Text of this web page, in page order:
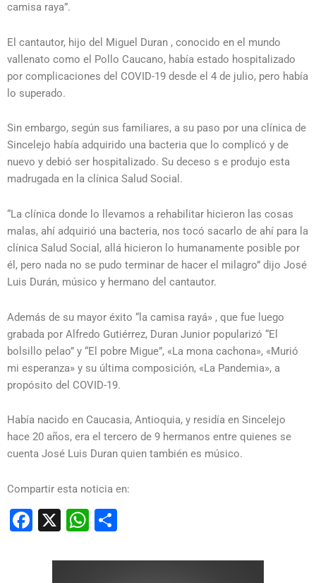
camisa raya”.
El cantautor, hijo del Miguel Duran , conocido en el mundo
vallenato como el Pollo Caucano, había estado hospitalizado
por complicaciones del COVID-19 desde el 4 de julio, pero había
lo superado.
Sin embargo, según sus familiares, a su paso por una clínica de
Sincelejo había adquirido una bacteria que lo complicó y de
nuevo y debió ser hospitalizado. Su deceso s e produjo esta
madrugada en la clínica Salud Social.
“La clínica donde lo llevamos a rehabilitar hicieron las cosas
malas, ahí adquirió una bacteria, nos tocó sacarlo de ahí para la
clínica Salud Social, allá hicieron lo humanamente posible por
él, pero nada no se pudo terminar de hacer el milagro” dijo José
Luis Durán, músico y hermano del cantautor.
Además de su mayor éxito “la camisa rayá» , que fue luego
grabada por Alfredo Gutiérrez, Duran Junior popularizó “El
bolsillo pelao” y “El pobre Migue”, «La mona cachona», «Murió
mi esperanza» y su última composición, «La Pandemia», a
propósito del COVID-19.
Había nacido en Caucasia, Antioquia, y residía en Sincelejo
hace 20 años, era el tercero de 9 hermanos entre quienes se
cuenta José Luis Duran quien también es músico.
Compartir esta noticia en:
Facebook
X WhatsApp